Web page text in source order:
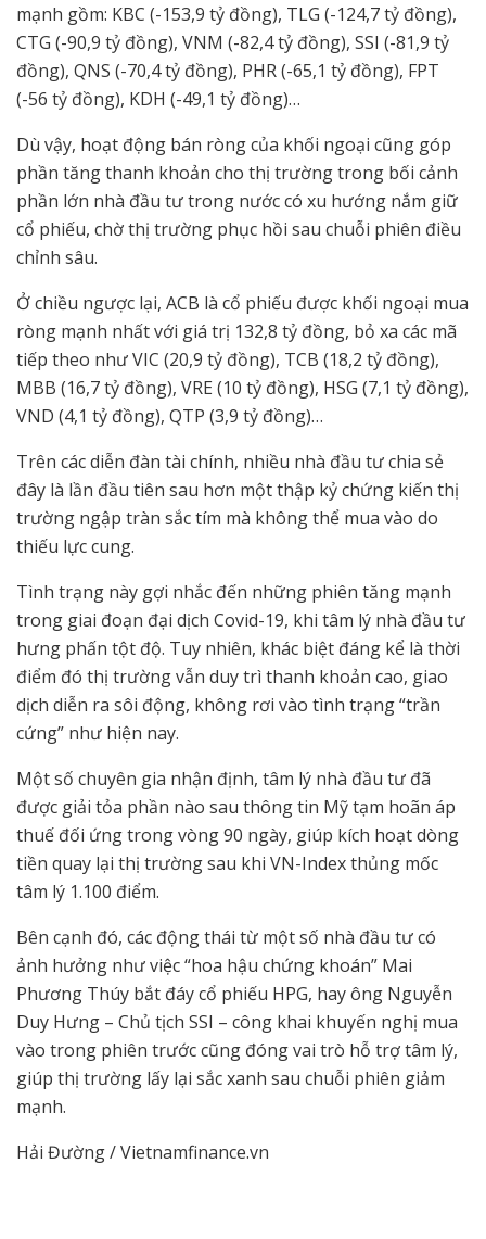
mạnh gồm: KBC (-153,9 tỷ đồng), TLG (-124,7 tỷ đồng),
CTG (-90,9 tỷ đồng), VNM (-82,4 tỷ đồng), SSI (-81,9 tỷ
đồng), QNS (-70,4 tỷ đồng), PHR (-65,1 tỷ đồng), FPT
(-56 tỷ đồng), KDH (-49,1 tỷ đồng)…
Dù vậy, hoạt động bán ròng của khối ngoại cũng góp
phần tăng thanh khoản cho thị trường trong bối cảnh
phần lớn nhà đầu tư trong nước có xu hướng nắm giữ
cổ phiếu, chờ thị trường phục hồi sau chuỗi phiên điều
chỉnh sâu.
Ở chiều ngược lại, ACB là cổ phiếu được khối ngoại mua
ròng mạnh nhất với giá trị 132,8 tỷ đồng, bỏ xa các mã
tiếp theo như VIC (20,9 tỷ đồng), TCB (18,2 tỷ đồng),
MBB (16,7 tỷ đồng), VRE (10 tỷ đồng), HSG (7,1 tỷ đồng),
VND (4,1 tỷ đồng), QTP (3,9 tỷ đồng)…
Trên các diễn đàn tài chính, nhiều nhà đầu tư chia sẻ
đây là lần đầu tiên sau hơn một thập kỷ chứng kiến thị
trường ngập tràn sắc tím mà không thể mua vào do
thiếu lực cung.
Tình trạng này gợi nhắc đến những phiên tăng mạnh
trong giai đoạn đại dịch Covid-19, khi tâm lý nhà đầu tư
hưng phấn tột độ. Tuy nhiên, khác biệt đáng kể là thời
điểm đó thị trường vẫn duy trì thanh khoản cao, giao
dịch diễn ra sôi động, không rơi vào tình trạng “trần
cứng” như hiện nay.
Một số chuyên gia nhận định, tâm lý nhà đầu tư đã
được giải tỏa phần nào sau thông tin Mỹ tạm hoãn áp
thuế đối ứng trong vòng 90 ngày, giúp kích hoạt dòng
tiền quay lại thị trường sau khi VN-Index thủng mốc
tâm lý 1.100 điểm.
Bên cạnh đó, các động thái từ một số nhà đầu tư có
ảnh hưởng như việc “hoa hậu chứng khoán” Mai
Phương Thúy bắt đáy cổ phiếu HPG, hay ông Nguyễn
Duy Hưng – Chủ tịch SSI – công khai khuyến nghị mua
vào trong phiên trước cũng đóng vai trò hỗ trợ tâm lý,
giúp thị trường lấy lại sắc xanh sau chuỗi phiên giảm
mạnh.
Hải Đường / Vietnamfinance.vn